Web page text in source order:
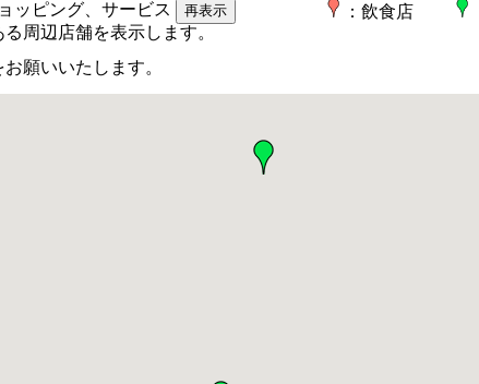
ッピング、サービス
周辺店舗を表示します。
：飲食店
願いいたします。